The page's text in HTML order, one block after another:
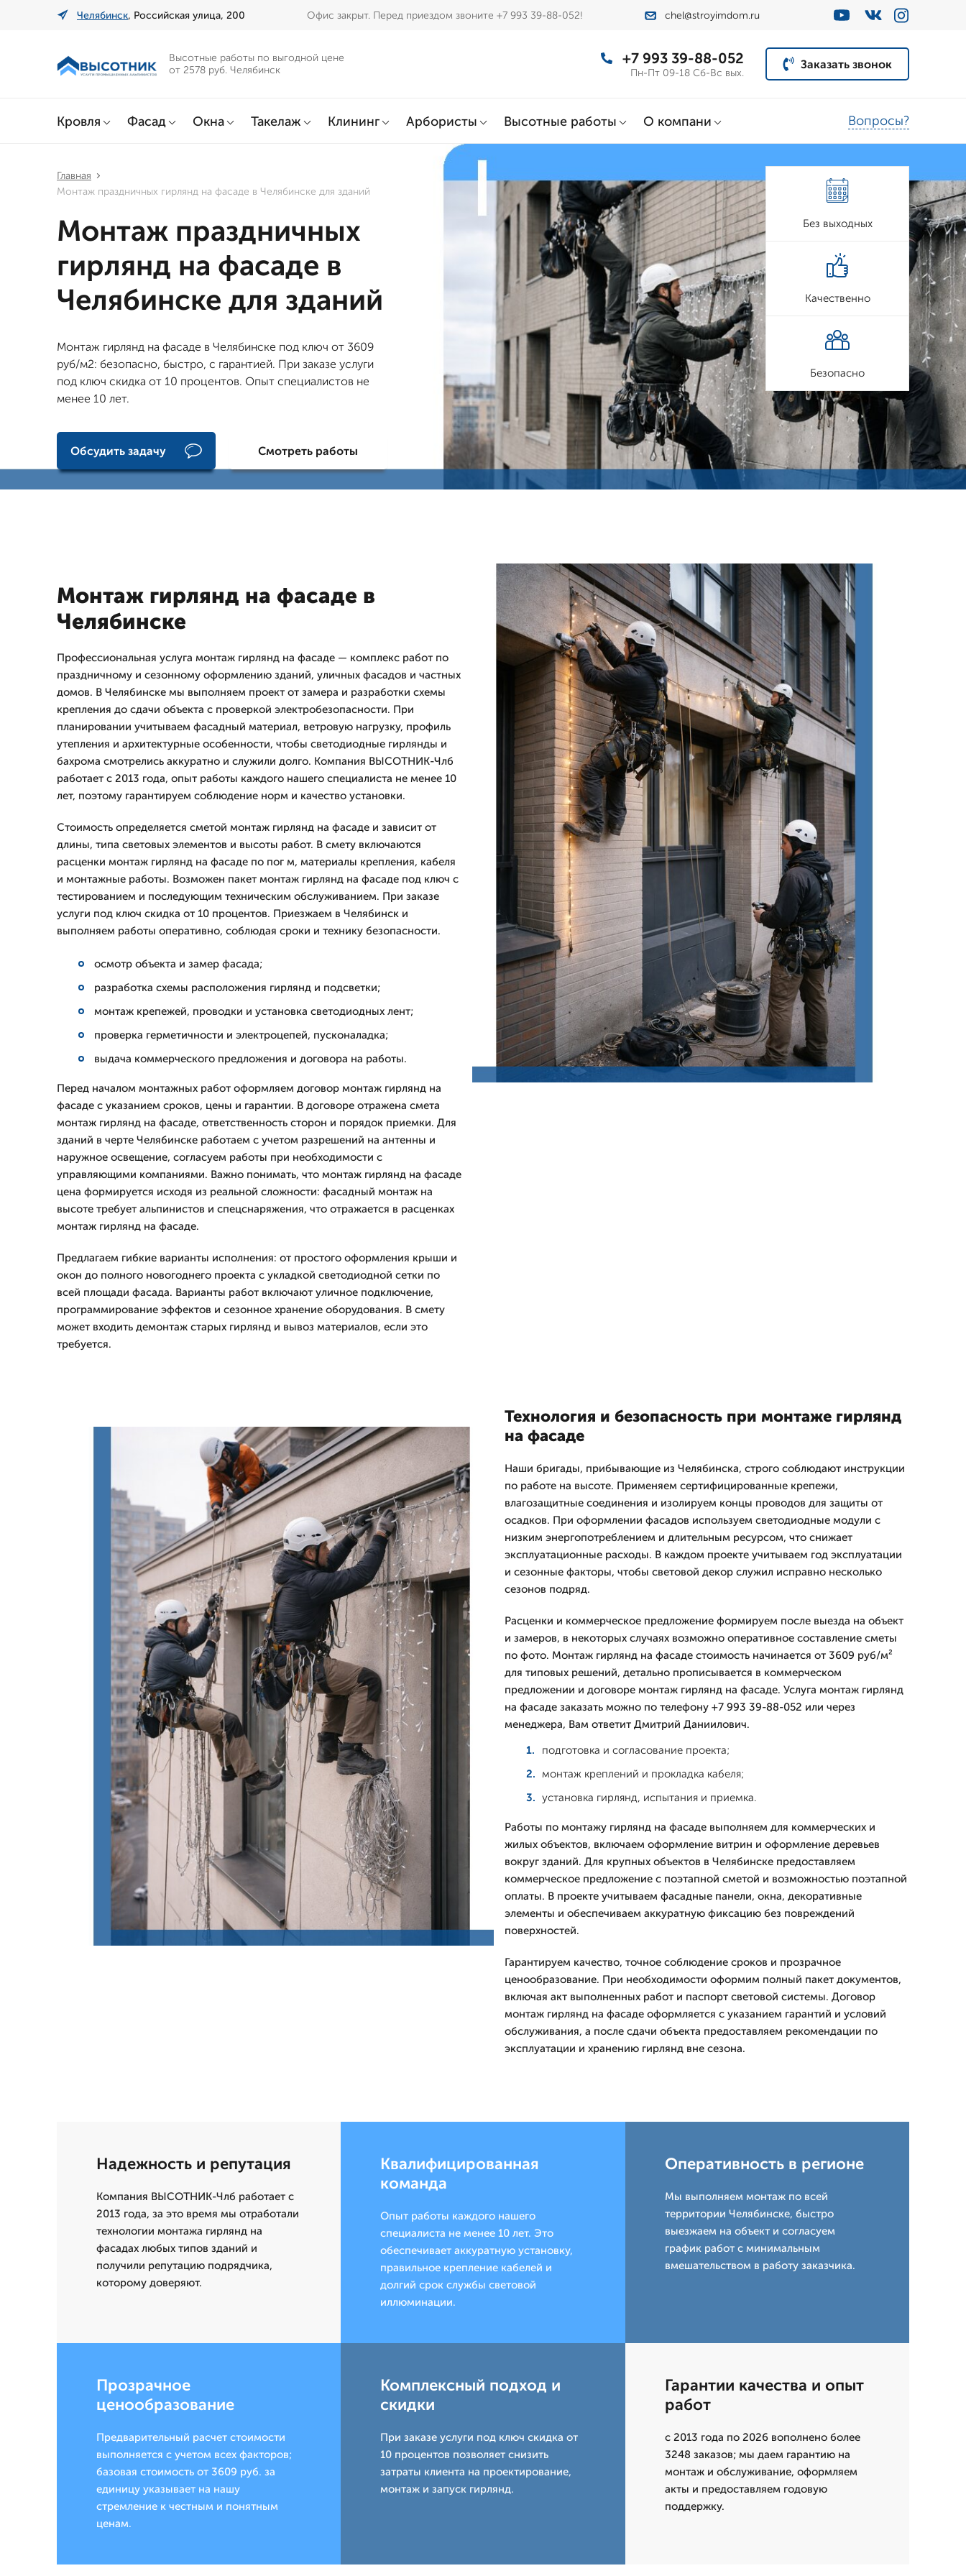
Челябинск, Российская улица, 200 Офис закрыт. Перед приездом звоните +7 993 39-88-052! chel@stroyimdom.ru
Высотные работы по выгодной цене
от 2578 руб. Челябинск
+7 993 39-88-052
Пн-Пт 09-18 Сб-Вс вых.
Заказать звонок
Кровля Фасад Окна Такелаж Клининг Арбористы Высотные работы О компани Вопросы?
Главная
Монтаж праздничных гирлянд на фасаде в Челябинске для зданий
Монтаж праздничных
гирлянд на фасаде в
Челябинске для зданий
Монтаж гирлянд на фасаде в Челябинске под ключ от 3609
руб/м2: безопасно, быстро, с гарантией. При заказе услуги
под ключ скидка от 10 процентов. Опыт специалистов не
менее 10 лет.
Обсудить задачу Смотреть работы
Без выходных
Качественно
Безопасно
Монтаж гирлянд на фасаде в
Челябинске
Профессиональная услуга монтаж гирлянд на фасаде — комплекс работ по
праздничному и сезонному оформлению зданий, уличных фасадов и частных
домов. В Челябинске мы выполняем проект от замера и разработки схемы
крепления до сдачи объекта с проверкой электробезопасности. При
планировании учитываем фасадный материал, ветровую нагрузку, профиль
утепления и архитектурные особенности, чтобы светодиодные гирлянды и
бахрома смотрелись аккуратно и служили долго. Компания ВЫСОТНИК-Члб
работает с 2013 года, опыт работы каждого нашего специалиста не менее 10
лет, поэтому гарантируем соблюдение норм и качество установки.
Стоимость определяется сметой монтаж гирлянд на фасаде и зависит от
длины, типа световых элементов и высоты работ. В смету включаются
расценки монтаж гирлянд на фасаде по пог м, материалы крепления, кабеля
и монтажные работы. Возможен пакет монтаж гирлянд на фасаде под ключ с
тестированием и последующим техническим обслуживанием. При заказе
услуги под ключ скидка от 10 процентов. Приезжаем в Челябинск и
выполняем работы оперативно, соблюдая сроки и технику безопасности.
осмотр объекта и замер фасада;
разработка схемы расположения гирлянд и подсветки;
монтаж крепежей, проводки и установка светодиодных лент;
проверка герметичности и электроцепей, пусконаладка;
выдача коммерческого предложения и договора на работы.
Перед началом монтажных работ оформляем договор монтаж гирлянд на
фасаде с указанием сроков, цены и гарантии. В договоре отражена смета
монтаж гирлянд на фасаде, ответственность сторон и порядок приемки. Для
зданий в черте Челябинске работаем с учетом разрешений на антенны и
наружное освещение, согласуем работы при необходимости с
управляющими компаниями. Важно понимать, что монтаж гирлянд на фасаде
цена формируется исходя из реальной сложности: фасадный монтаж на
высоте требует альпинистов и спецснаряжения, что отражается в расценках
монтаж гирлянд на фасаде.
Предлагаем гибкие варианты исполнения: от простого оформления крыши и
окон до полного новогоднего проекта с укладкой светодиодной сетки по
всей площади фасада. Варианты работ включают уличное подключение,
программирование эффектов и сезонное хранение оборудования. В смету
может входить демонтаж старых гирлянд и вывоз материалов, если это
требуется.
Технология и безопасность при монтаже гирлянд
на фасаде
Наши бригады, прибывающие из Челябинска, строго соблюдают инструкции
по работе на высоте. Применяем сертифицированные крепежи,
влагозащитные соединения и изолируем концы проводов для защиты от
осадков. При оформлении фасадов используем светодиодные модули с
низким энергопотреблением и длительным ресурсом, что снижает
эксплуатационные расходы. В каждом проекте учитываем год эксплуатации
и сезонные факторы, чтобы световой декор служил исправно несколько
сезонов подряд.
Расценки и коммерческое предложение формируем после выезда на объект
и замеров, в некоторых случаях возможно оперативное составление сметы
по фото. Монтаж гирлянд на фасаде стоимость начинается от 3609 руб/м²
для типовых решений, детально прописывается в коммерческом
предложении и договоре монтаж гирлянд на фасаде. Услуга монтаж гирлянд
на фасаде заказать можно по телефону +7 993 39-88-052 или через
менеджера, Вам ответит Дмитpий Даниилович.
подготовка и согласование проекта;
монтаж креплений и прокладка кабеля;
установка гирлянд, испытания и приемка.
Работы по монтажу гирлянд на фасаде выполняем для коммерческих и
жилых объектов, включаем оформление витрин и оформление деревьев
вокруг зданий. Для крупных объектов в Челябинске предоставляем
коммерческое предложение с поэтапной сметой и возможностью поэтапной
оплаты. В проекте учитываем фасадные панели, окна, декоративные
элементы и обеспечиваем аккуратную фиксацию без повреждений
поверхностей.
Гарантируем качество, точное соблюдение сроков и прозрачное
ценообразование. При необходимости оформим полный пакет документов,
включая акт выполненных работ и паспорт световой системы. Договор
монтаж гирлянд на фасаде оформляется с указанием гарантий и условий
обслуживания, а после сдачи объекта предоставляем рекомендации по
эксплуатации и хранению гирлянд вне сезона.
Надежность и репутация
Компания ВЫСОТНИК-Члб работает с
2013 года, за это время мы отработали
технологии монтажа гирлянд на
фасадах любых типов зданий и
получили репутацию подрядчика,
которому доверяют.
Квалифицированная
команда
Опыт работы каждого нашего
специалиста не менее 10 лет. Это
обеспечивает аккуратную установку,
правильное крепление кабелей и
долгий срок службы световой
иллюминации.
Оперативность в регионе
Мы выполняем монтаж по всей
территории Челябинске, быстро
выезжаем на объект и согласуем
график работ с минимальным
вмешательством в работу заказчика.
Прозрачное
ценообразование
Предварительный расчет стоимости
выполняется с учетом всех факторов;
базовая стоимость от 3609 руб. за
единицу указывает на нашу
стремление к честным и понятным
ценам.
Комплексный подход и
скидки
При заказе услуги под ключ скидка от
10 процентов позволяет снизить
затраты клиента на проектирование,
монтаж и запуск гирлянд.
Гарантии качества и опыт
работ
с 2013 года по 2026 вополнено более
3248 заказов; мы даем гарантию на
монтаж и обслуживание, оформляем
акты и предоставляем годовую
поддержку.